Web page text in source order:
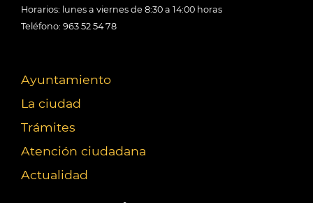
Horarios: lunes a viernes de 8:30 a 14:00 horas
Teléfono: 963 52 54 78
Ayuntamiento
La ciudad
Trámites
Atención ciudadana
Actualidad